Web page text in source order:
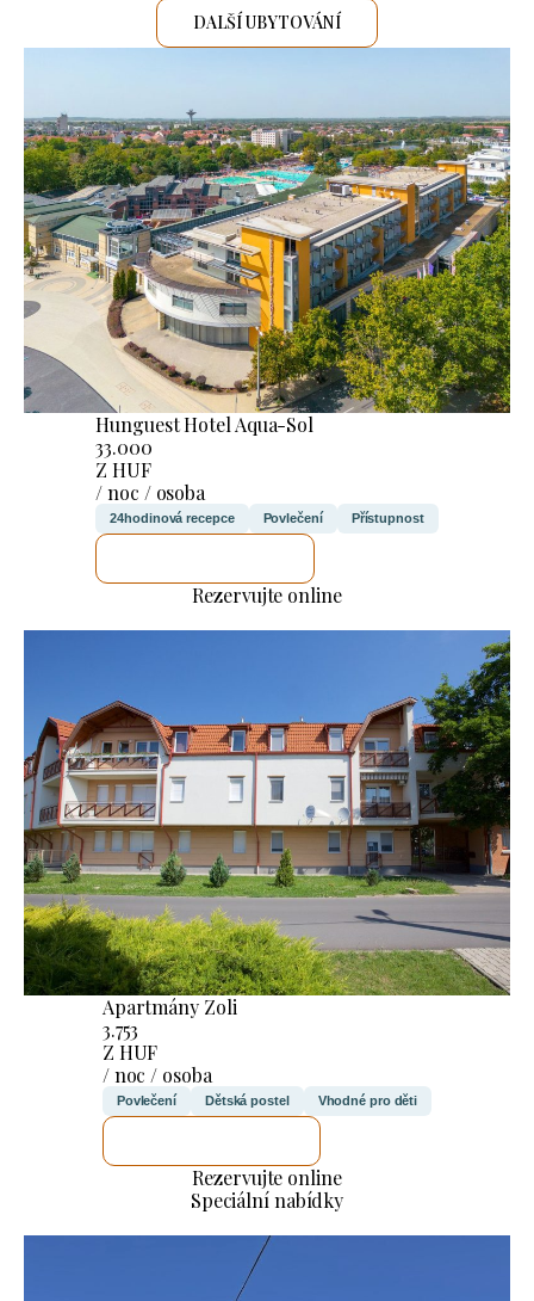
DALŠÍ UBYTOVÁNÍ
Hunguest Hotel Aqua-Sol
33.000
Z HUF
/ noc / osoba
24hodinová recepce Povlečení Přístupnost
Rezervujte online
Apartmány Zoli
3.753
Z HUF
/ noc / osoba
Povlečení Dětská postel Vhodné pro děti
Rezervujte online
Speciální nabídky